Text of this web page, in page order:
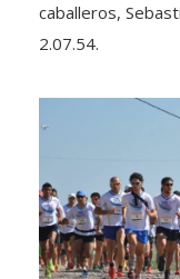
caballeros,
2.07.54.